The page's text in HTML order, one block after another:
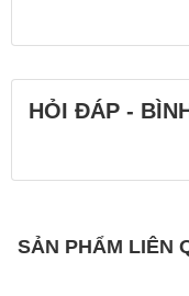
HỎI ĐÁP -
SẢN PHẨM LIÊN